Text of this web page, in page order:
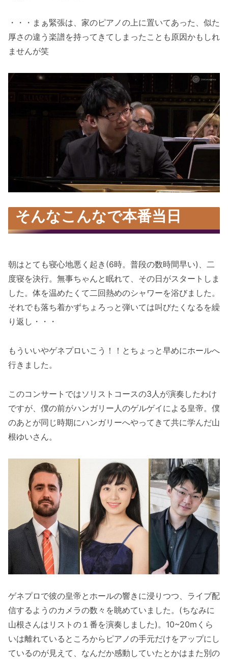
・・・まぁ緊張は、家のピアノの上に置いてあった、似た
厚さの違う楽譜を持ってきてしまったことも原因かもしれ
ませんが笑
そんなこんなで本番当日
朝はとても寝心地悪く起き(6時。普段の数時間早い)、二
度寝を決行。無事ちゃんと眠れて、その日がスタートしま
した。体を温めたくて二回熱めのシャワーを浴びました。
それでも落ち着かずちょろっと弾いては叫びたくなるを繰
り返し・・・
もういいやゲネプロいこう！！とちょっと早めにホールへ
行きました。
このコンサートではソリストコースの3人が演奏したわけ
ですが、僕の前がハンガリー人のゲルゲイによる皇帝。僕
のあとが同じ時期にハンガリーへやってきて共に学んだ山
根ゆいさん。
ゲネプロで彼の皇帝とホールの響きに浸りつつ、ライブ配
信するようのカメラの数々を眺めていました。(ちなみに
山根さんはリストの１番を演奏しました)。10~20mくら
いは離れているところからピアノの手元だけをアップにし
ているのが見えて、なんだか感動していたとかはまた別の